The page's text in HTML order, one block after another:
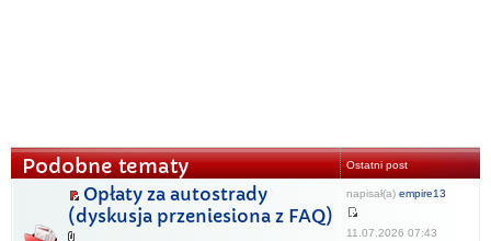
Podobne tematy Ostatni post
Opłaty za autostrady
(dyskusja przeniesiona z FAQ)
napisał(a) empire13
11.07.2026 07:43